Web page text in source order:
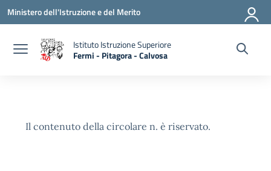
Vai ai contenuti
Vai al menu di navigazione
Vai al footer
Ministero dell'Istruzione e del Merito
Istituto Istruzione Superiore
Fermi - Pitagora - Calvosa
— Visita la pagina iniziale della scuola
Il contenuto della circolare n. è riservato.